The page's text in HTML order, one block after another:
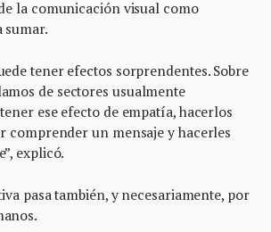
la comunicación visual como
sumar.
tener efectos sorprendentes. Sobre
de sectores usualmente
ese efecto de empatía, hacerlos
comprender un mensaje y hacerles
explicó.
pasa también, y necesariamente, por